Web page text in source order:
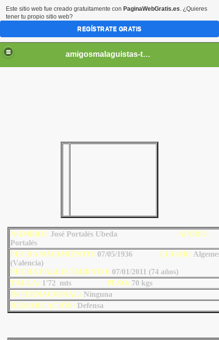
amigosmalaguistas-temporadas
NOMBRE: José Portalés Ubeda APODO:
Portalés
FECHA NACIMIENTO: 07/05/1936 LUGAR:
(Valencia)
FECHA FALLECIMIENTO: 07/01/2011 (74 años)
TALLA: 1'72 mts PESO: 70 kgs
INTERNACIONAL: Ninguna
DEMARCACIÓN: Defensa
Este sitio web fue creado gratuitamente con PaginaWebGratis.es. ¿Quieres
tener tu propio sitio web?
REGÍSTRATE GRATIS